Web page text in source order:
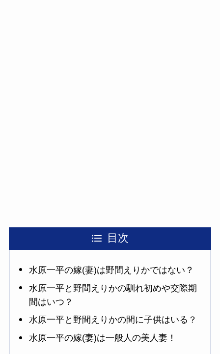
目次
水原一平の嫁(妻)は野間えりかではない？
水原一平と野間えりかの馴れ初めや交際期
間はいつ？
水原一平と野間えりかの間に子供はいる？
水原一平の嫁(妻)は一般人の美人妻！